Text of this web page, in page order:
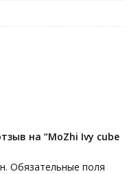
на “MoZhi Ivy cube
Обязательные поля